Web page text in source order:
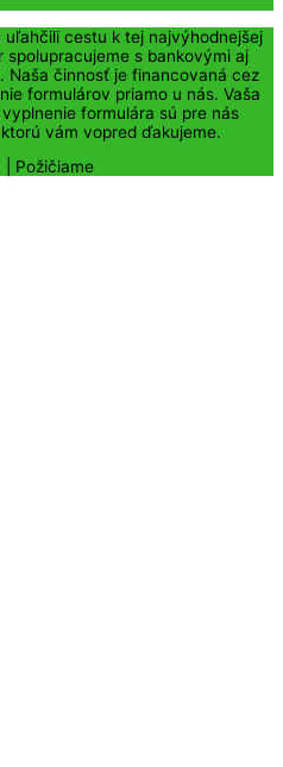
cestu k tej najvýhodnejšej
s bankovými aj
Naša činnosť je financovaná cez
formulárov priamo u nás. Vaša
formulára sú pre nás
vám vopred ďakujeme.
Požičiame